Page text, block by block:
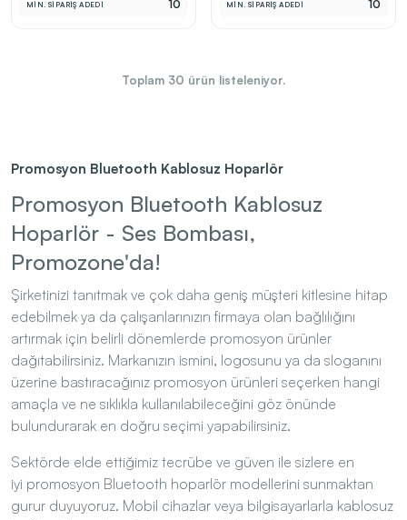
Promosyon Bluetooth Kablosuz
Hoparlör - Ses Bombası,
Promozone'da!
edebilmek ya da çalışanlarınızın firmaya olan bağlılığını
artırmak için belirli dönemlerde promosyon ürünler
dağıtabilirsiniz. Markanızın ismini, logosunu ya da sloganını
üzerine bastıracağınız promosyon ürünleri seçerken hangi
amaçla ve ne sıklıkla kullanılabileceğini göz önünde
bulundurarak en doğru seçimi yapabilirsiniz.
iyi promosyon Bluetooth hoparlör modellerini sunmaktan
gurur duyuyoruz. Mobil cihazlar veya bilgisayarlarla kablosuz
bağlantı kurarak müzik ve video gibi sesli içerikleri daha iyi bir